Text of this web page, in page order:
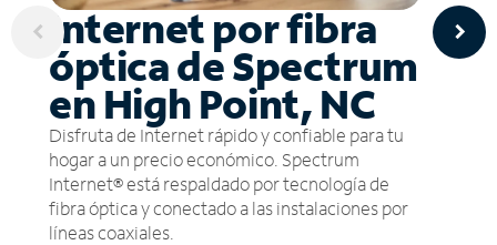
Internet por fibra
óptica de Spectrum
en High Point, NC
Disfruta de Internet rápido y confiable para tu
hogar a un precio económico. Spectrum
Internet® está respaldado por tecnología de
fibra óptica y conectado a las instalaciones por
líneas coaxiales.